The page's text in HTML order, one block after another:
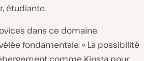
étudiante.
dans ce domaine,
fondamentale. « La possibilité